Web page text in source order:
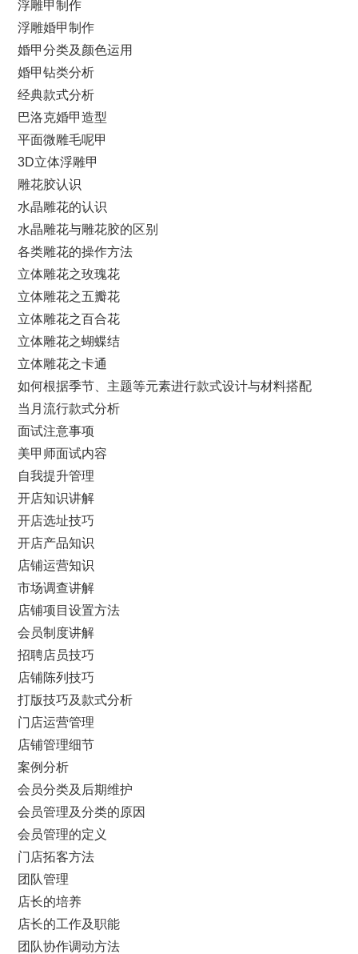
浮雕甲制作
浮雕婚甲制作
婚甲分类及颜色运用
婚甲钻类分析
经典款式分析
巴洛克婚甲造型
平面微雕毛呢甲
3D立体浮雕甲
雕花胶认识
水晶雕花的认识
水晶雕花与雕花胶的区别
各类雕花的操作方法
立体雕花之玫瑰花
立体雕花之五瓣花
立体雕花之百合花
立体雕花之蝴蝶结
立体雕花之卡通
如何根据季节、主题等元素进行款式设计与材料搭配
当月流行款式分析
面试注意事项
美甲师面试内容
自我提升管理
开店知识讲解
开店选址技巧
开店产品知识
店铺运营知识
市场调查讲解
店铺项目设置方法
会员制度讲解
招聘店员技巧
店铺陈列技巧
打版技巧及款式分析
门店运营管理
店铺管理细节
案例分析
会员分类及后期维护
会员管理及分类的原因
会员管理的定义
门店拓客方法
团队管理
店长的培养
店长的工作及职能
团队协作调动方法